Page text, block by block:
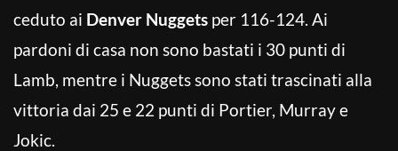
ceduto ai Denver Nuggets per 116-124. Ai
pardoni di casa non sono bastati i 30 punti di
Lamb, mentre i Nuggets sono stati trascinati alla
vittoria dai 25 e 22 punti di Portier, Murray e
Jokic.